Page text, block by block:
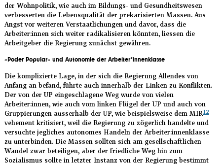
der Wohnpolitik, wie auch im Bildungs- und Gesundheitswesen
verbesserten die Lebensqualität der prekarisierten Massen. Aus
Angst vor weiteren Verstaatlichungen und davor, dass die
Arbeiter:innen sich weiter radikalisieren könnten, liessen die
Arbeitgeber die Regierung zunächst gewähren.
«Poder Popular» und Autonomie der Arbeiter*innenklasse
Die komplizierte Lage, in der sich die Regierung Allendes von
Anfang an befand, führte auch innerhalb der Linken zu Konflikten.
Der von der UP eingeschlagene Weg wurde von vielen
Arbeiter:innen, wie auch vom linken Flügel der UP und auch von
Gruppierungen ausserhalb der UP, wie beispielsweise dem MIR12
vehement kritisiert, weil die Regierung zu zögerlich handelte und
versuchte jegliches autonomes Handeln der Arbeiter:innenklasse
zu unterbinden. Die Massen sollten sich am gesellschaftlichen
Wandel zwar beteiligen, aber der friedliche Weg hin zum
Sozialismus sollte in letzter Instanz von der Regierung bestimmt